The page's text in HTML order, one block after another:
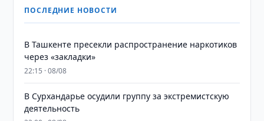
ПОСЛЕДНИЕ НОВОСТИ
В Ташкенте пресекли распространение наркотиков
через «закладки»
22:15 · 08/08
В Сурхандарье осудили группу за экстремистскую
деятельность